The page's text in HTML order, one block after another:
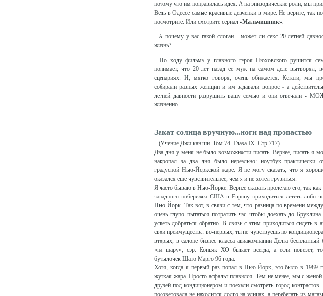
потому что им понравилась идея. А на эпизодические роли, мы
Ведь в Одессе самые красивые девченки в мире. Не верите, так
посмотрите. Или смотрите сериал «Мальчишник».
- А почему у вас такой слоган - может ли секс 20 летней
жизнь?
- По ходу фильма у главного героя Нюховского рушится
понимает, что 20 лет назад ее муж на самом деле вытворял,
сценариях. И, мягко говоря, очень обижается. Кстати, мы
собирали разных женщин и им задавали вопрос - а
летней давности разрушить вашу семью и они отвечали -
жизненно.
Закат солнца вручную...ноги над пропастью
(Учение Джи кан ши. Том 74. Глава IX. Стр.717)
Два дня у меня не было возможности писать. Вернее, писать я
накропал за два дня было нереально: ноутбук практически
градусной Нью-Йоркской жаре. Я не могу сказать, что я
оказался еще чувствительнее, чем я и не хотел грузиться.
Я часто бываю в Нью-Йорке. Вернее сказать пролетаю его, так как
западного побережья США в Европу приходиться лететь либо
Нью-Йорк. Так вот, в связи с тем, что разница по времени между
очень глупо пытаться потратить час чтобы доехать до
успеть добраться обратно. В связи с этим приходиться сидеть в
свои преимущества: во-первых, ты не чувствуешь по
вторых, в салоне бизнес класса авиакомпании Делта бесплатный
«на шару», сэр. Коньяк ХО бывает всегда, а если повезет,
бутылочек Шато Марго 96 года.
Хотя, когда я первый раз попал в Нью-Йорк, это было в 1989
жуткая жара. Просто асфальт плавился. Тем не менее, мы с женой
друзей под кондиционером и поехали смотреть город
посоветовала не находится долго на улицах, а перебегать из